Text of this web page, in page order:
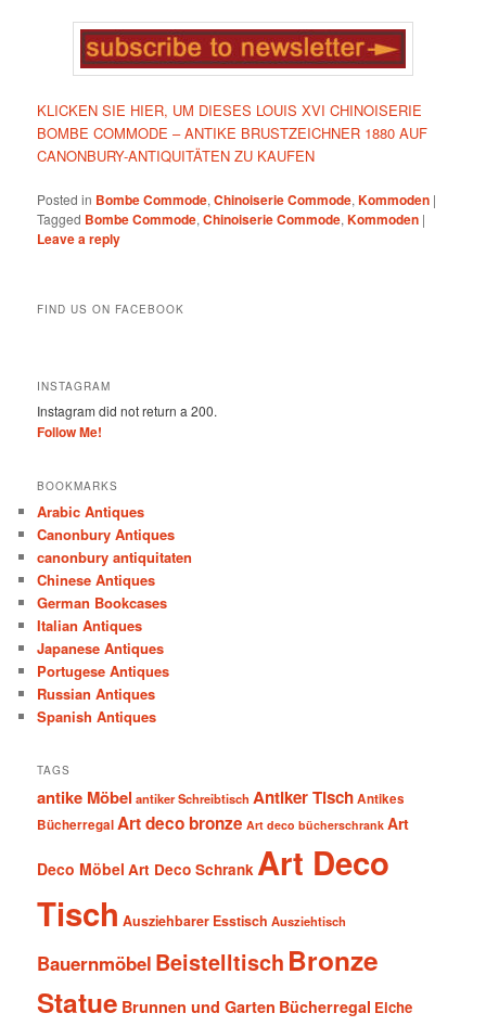
KLICKEN SIE HIER, UM DIESES LOUIS XVI CHINOISERIE
BOMBE COMMODE – ANTIKE BRUSTZEICHNER 1880 AUF
CANONBURY-ANTIQUITÄTEN ZU KAUFEN
Posted in Bombe Commode,Chinoiserie Commode,Kommoden |
Tagged Bombe Commode,Chinoiserie Commode,Kommoden |
Leave a reply
FIND US ON FACEBOOK
INSTAGRAM
Instagram did not return a 200.
Follow Me!
BOOKMARKS
Arabic Antiques
Canonbury Antiques
canonbury antiquitaten
Chinese Antiques
German Bookcases
Italian Antiques
Japanese Antiques
Portugese Antiques
Russian Antiques
Spanish Antiques
TAGS
antike Möbel antiker Schreibtisch Antiker TischAntikes
BücherregalArt deco bronze Art deco bücherschrank Art
Deco Möbel Art Deco Schrank Art Deco
Tisch Ausziehbarer Esstisch Ausziehtisch
Bauernmöbel Beistelltisch Bronze
Statue Brunnen und Garten Bücherregal Eiche